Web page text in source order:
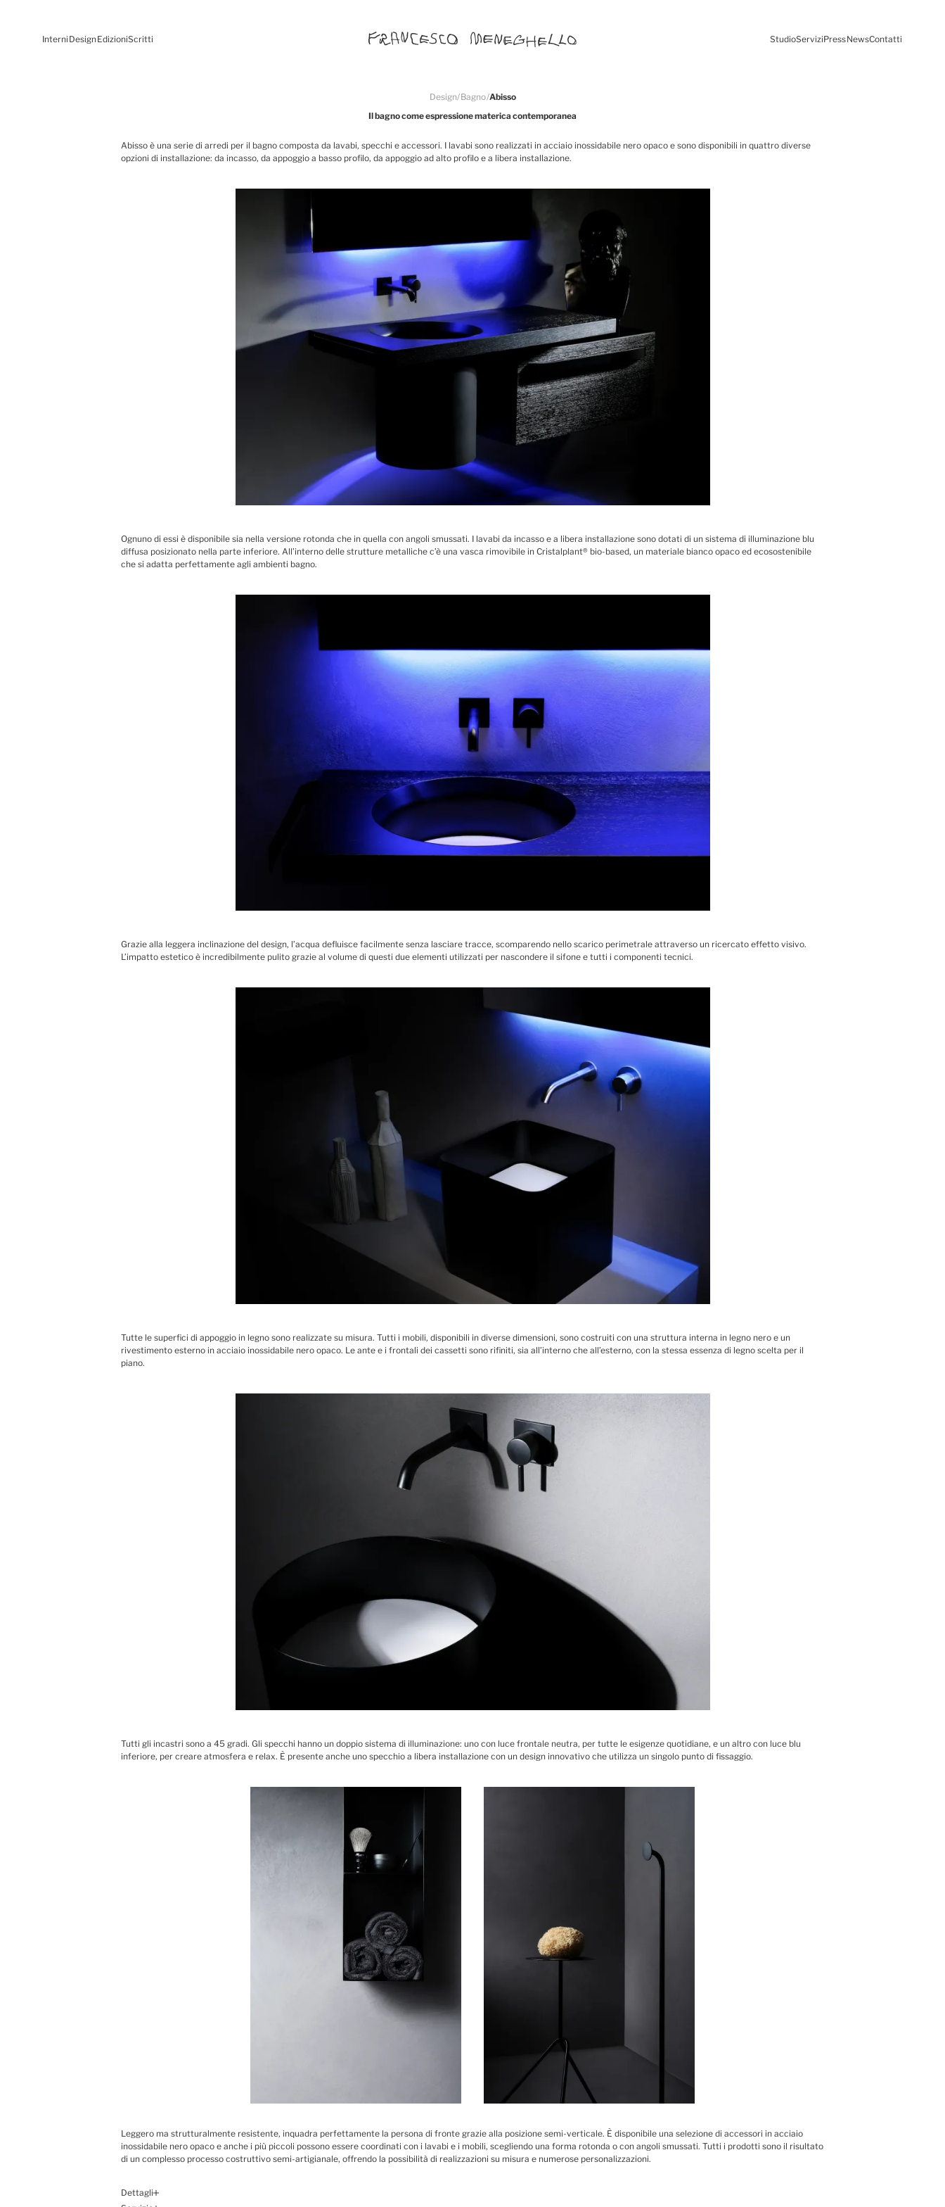
Interni DesignEdizioniScritti StudioServiziPressNewsContatti
Il bagno come espressione materica contemporanea
Design/Bagno/Abisso
Abisso è una serie di arredi per il bagno composta da lavabi, specchi e accessori. I lavabi sono realizzati in acciaio inossidabile nero opaco e sono disponibili in quattro diverse
opzioni di installazione: da incasso, da appoggio a basso profilo, da appoggio ad alto profilo e a libera installazione.
Ognuno di essi è disponibile sia nella versione rotonda che in quella con angoli smussati. I lavabi da incasso e a libera installazione sono dotati di un sistema di illuminazione blu
diffusa posizionato nella parte inferiore. All’interno delle strutture metalliche c’è una vasca rimovibile in Cristalplant® bio-based, un materiale bianco opaco ed ecosostenibile
che si adatta perfettamente agli ambienti bagno.
Grazie alla leggera inclinazione del design, l’acqua defluisce facilmente senza lasciare tracce, scomparendo nello scarico perimetrale attraverso un ricercato effetto visivo.
L’impatto estetico è incredibilmente pulito grazie al volume di questi due elementi utilizzati per nascondere il sifone e tutti i componenti tecnici.
Tutte le superfici di appoggio in legno sono realizzate su misura. Tutti i mobili, disponibili in diverse dimensioni, sono costruiti con una struttura interna in legno nero e un
rivestimento esterno in acciaio inossidabile nero opaco. Le ante e i frontali dei cassetti sono rifiniti, sia all’interno che all’esterno, con la stessa essenza di legno scelta per il
piano.
Tutti gli incastri sono a 45 gradi. Gli specchi hanno un doppio sistema di illuminazione: uno con luce frontale neutra, per tutte le esigenze quotidiane, e un altro con luce blu
inferiore, per creare atmosfera e relax. È presente anche uno specchio a libera installazione con un design innovativo che utilizza un singolo punto di fissaggio.
Leggero ma strutturalmente resistente, inquadra perfettamente la persona di fronte grazie alla posizione semi-verticale. È disponibile una selezione di accessori in acciaio
inossidabile nero opaco e anche i più piccoli possono essere coordinati con i lavabi e i mobili, scegliendo una forma rotonda o con angoli smussati. Tutti i prodotti sono il risultato
di un complesso processo costruttivo semi-artigianale, offrendo la possibilità di realizzazioni su misura e numerose personalizzazioni.
Dettagli